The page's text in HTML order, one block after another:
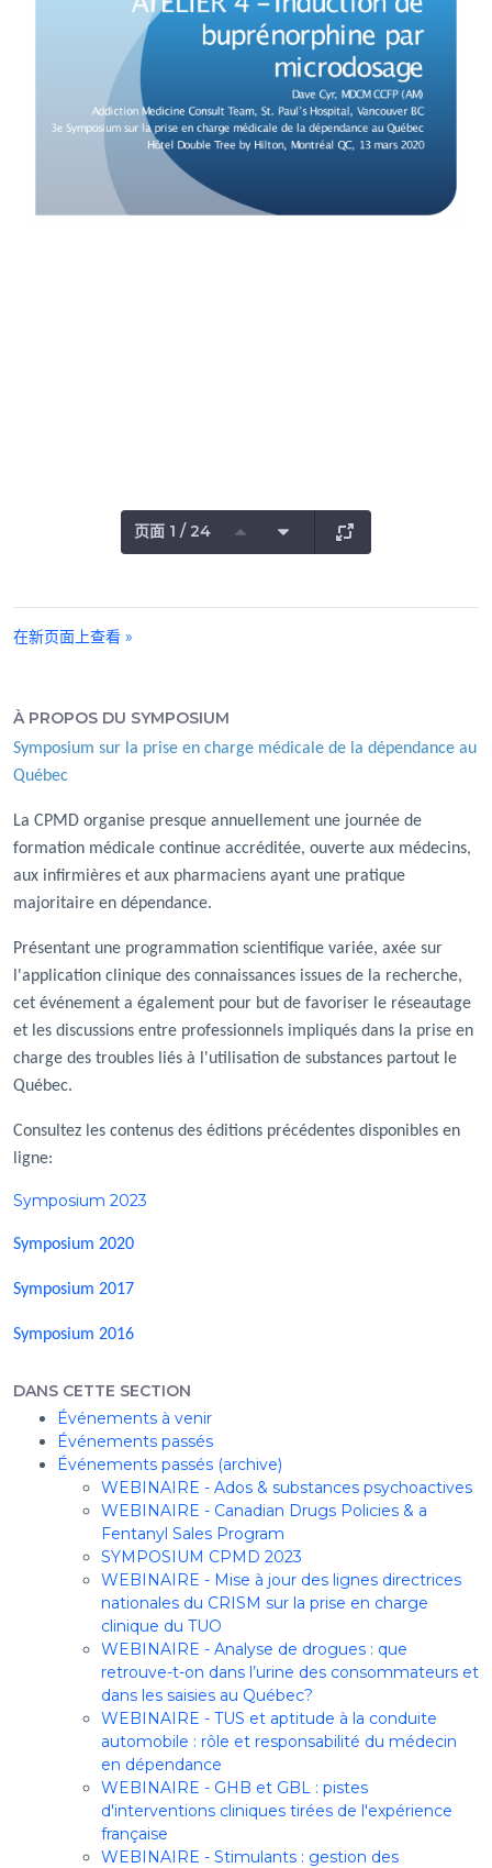
页面 1 / 24
在新页面上查看 »
À PROPOS DU SYMPOSIUM
Symposium sur la prise en charge médicale de la dépendance au
Québec
La CPMD organise presque annuellement une journée de
formation médicale continue accréditée, ouverte aux médecins,
aux infirmières et aux pharmaciens ayant une pratique
majoritaire en dépendance.
Présentant une programmation scientifique variée, axée sur
l'application clinique des connaissances issues de la recherche,
cet événement a également pour but de favoriser le réseautage
et les discussions entre professionnels impliqués dans la prise en
charge des troubles liés à l'utilisation de substances partout le
Québec.
Consultez les contenus des éditions précédentes disponibles en
ligne:
Symposium 2023
Symposium 2020
Symposium 2017
Symposium 2016
DANS CETTE SECTION
Événements à venir
Événements passés
Événements passés (archive)
WEBINAIRE - Ados & substances psychoactives
WEBINAIRE - Canadian Drugs Policies & a
Fentanyl Sales Program
SYMPOSIUM CPMD 2023
WEBINAIRE - Mise à jour des lignes directrices
nationales du CRISM sur la prise en charge
clinique du TUO
WEBINAIRE - Analyse de drogues : que
retrouve-t-on dans l’urine des consommateurs et
dans les saisies au Québec?
WEBINAIRE - TUS et aptitude à la conduite
automobile : rôle et responsabilité du médecin
en dépendance
WEBINAIRE - GHB et GBL : pistes
d'interventions cliniques tirées de l'expérience
française
WEBINAIRE - Stimulants : gestion des